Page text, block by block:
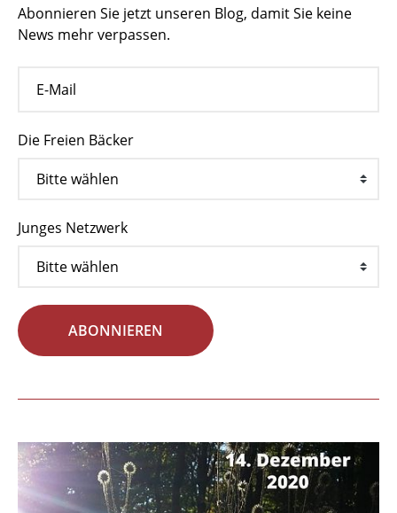
Abonnieren Sie jetzt unseren Blog, damit Sie keine
News mehr verpassen.
Die Freien Bäcker
Junges Netzwerk
ABONNIEREN